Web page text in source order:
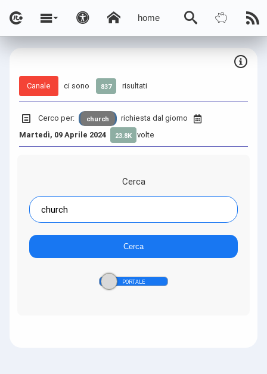
home
Canale ci sono 837 risultati
Cerco per: church
richiesta dal giorno
Martedì, 09 Aprile 2024
23.8K volte
Cerca
Cerca